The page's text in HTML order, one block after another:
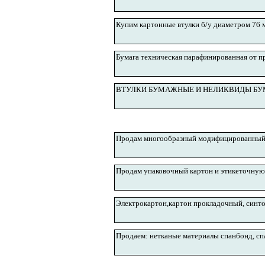
Купим картонные втулки б/у диаметром
Бумага техническая парафинированная от
ВТУЛКИ БУМАЖНЫЕ И НЕЛИКВИДЫ
Продам многообразный
Продам упаковочный картон и
Электрокартон,картон прокладочный,
Продаем: нетканые материалы спанбонд,